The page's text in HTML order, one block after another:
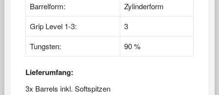
Barrelform:
Zylinderform
Grip Level 1-3:
3
Tungsten:
90 %
Lieferumfang:
3x Barrels inkl. Softspitzen